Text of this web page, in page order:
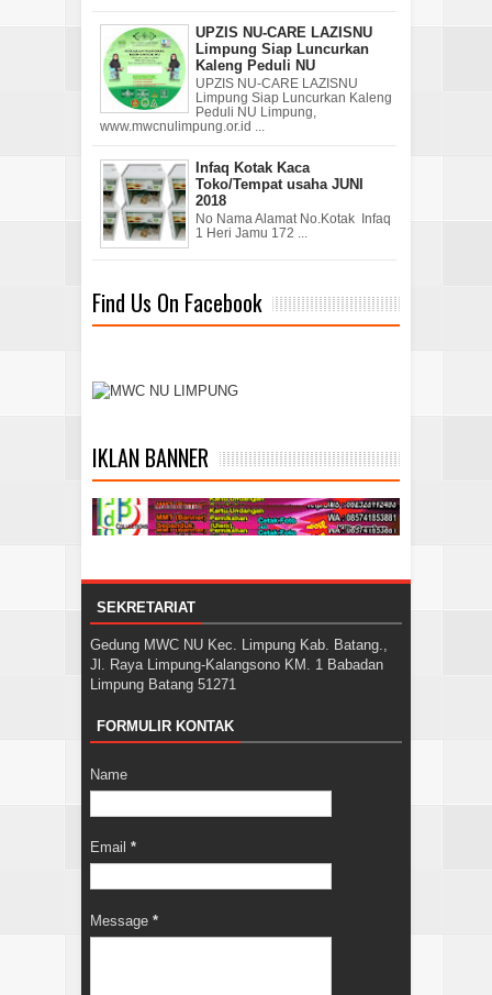
UPZIS NU-CARE LAZISNU
Limpung Siap Luncurkan
Kaleng Peduli NU
UPZIS NU-CARE LAZISNU
Limpung Siap Luncurkan Kaleng
Peduli NU Limpung,
www.mwcnulimpung.or.id ...
Infaq Kotak Kaca
Toko/Tempat usaha JUNI
2018
No Nama Alamat No.Kotak Infaq
1 Heri Jamu 172 ...
Find Us On Facebook
IKLAN BANNER
SEKRETARIAT
Gedung MWC NU Kec. Limpung Kab. Batang.,
Jl. Raya Limpung-Kalangsono KM. 1 Babadan
Limpung Batang 51271
FORMULIR KONTAK
Name
Email *
Message *